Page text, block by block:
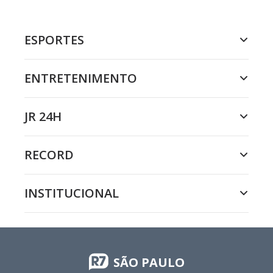
ESPORTES
ENTRETENIMENTO
JR 24H
RECORD
INSTITUCIONAL
SÃO PAULO